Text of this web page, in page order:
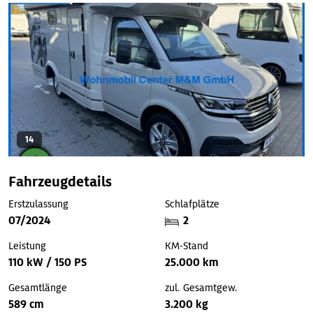
14
Fahrzeugdetails
Erstzulassung
07/2024
Schlafplätze
2
Leistung
110 kW / 150 PS
KM-Stand
25.000 km
Gesamtlänge
589 cm
zul. Gesamtgew.
3.200 kg